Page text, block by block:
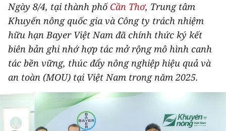
XÃ HỘI
PHÁP LUẬT
DU LỊCH
THẾ GIỚI
THỂ THAO
Ngày 8/4, tại thành phốCần Thơ, Trung tâm
Khuyến nông quốc gia và Công ty trách nhiệm
hữu hạn Bayer Việt Nam đã chính thức ký kết
biên bản ghi nhớ hợp tác mở rộng mô hình canh
tác bền vững, thúc đẩy nông nghiệp hiệu quả và
an toàn (MOU) tại Việt Nam trong năm 2025.